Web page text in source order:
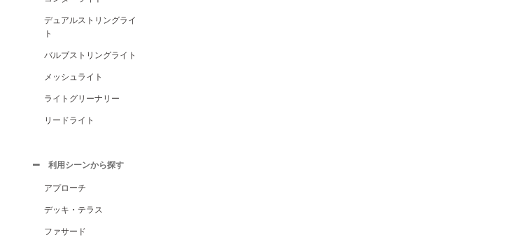
デュアルストリングライ
ト
バルブストリングライト
メッシュライト
ライトグリーナリー
リードライト
利用シーンから探す
アプローチ
デッキ・テラス
ファサード